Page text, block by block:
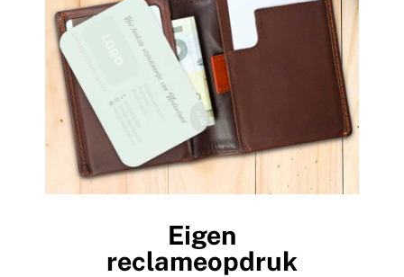
Eigen
reclameopdruk